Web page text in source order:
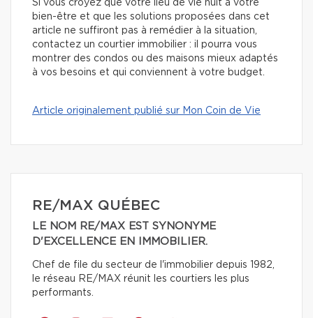
Si vous croyez que votre lieu de vie nuit à votre
bien-être et que les solutions proposées dans cet
article ne suffiront pas à remédier à la situation,
contactez un courtier immobilier : il pourra vous
montrer des condos ou des maisons mieux adaptés
à vos besoins et qui conviennent à votre budget.
Article originalement publié sur Mon Coin de Vie
RE/MAX QUÉBEC
LE NOM RE/MAX EST SYNONYME
D'EXCELLENCE EN IMMOBILIER.
Chef de file du secteur de l'immobilier depuis 1982,
le réseau RE/MAX réunit les courtiers les plus
performants.